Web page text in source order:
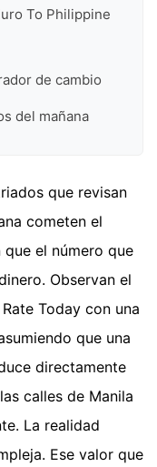
To Philippine
de cambio
del mañana
que revisan
cometen el
el número que
Observan el
Today con una
que una
directamente
calles de Manila
La realidad
Ese valor que